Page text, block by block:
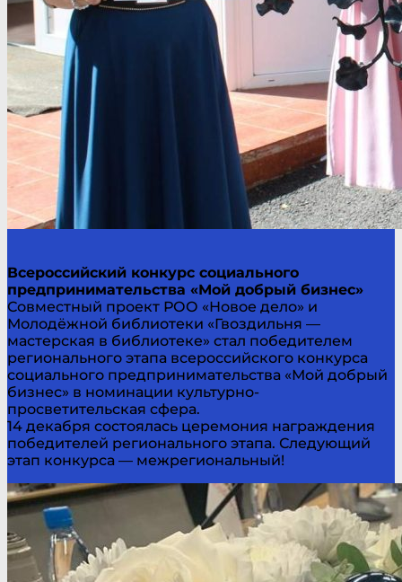
Всероссийский конкурс социального
предпринимательства «Мой добрый бизнес»
Совместный проект РОО «Новое дело» и
Молодёжной библиотеки «Гвоздильня —
мастерская в библиотеке» стал победителем
регионального этапа всероссийского конкурса
социального предпринимательства «Мой добрый
бизнес» в номинации культурно-
просветительская сфера.
14 декабря состоялась церемония награждения
победителей регионального этапа. Следующий
этап конкурса — межрегиональный!